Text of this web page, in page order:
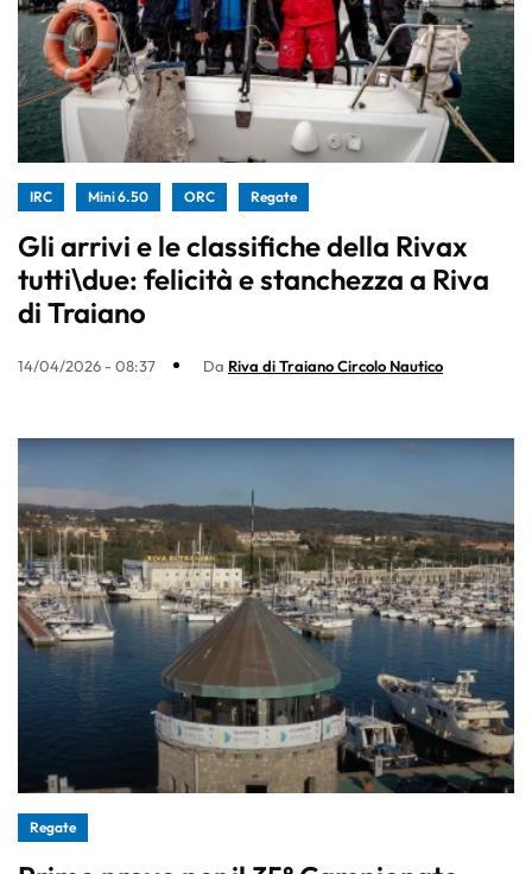
IRC Mini 6.50 ORC Regate
Gli arrivi e le classifiche della Rivax
tutti\due: felicità e stanchezza a Riva
di Traiano
14/04/2026 - 08:37 Da Riva di Traiano Circolo Nautico
Regate